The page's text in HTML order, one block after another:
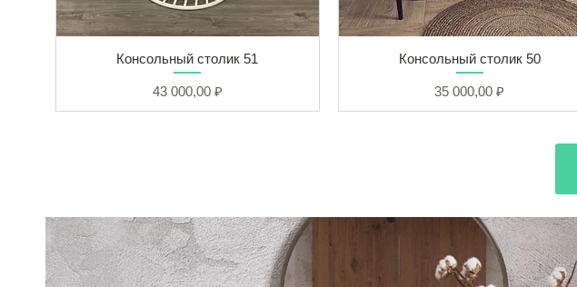
Консольный столик 51
Цена
43 000,00 ₽
Консольный столик 50
Цена
35 000,00 ₽